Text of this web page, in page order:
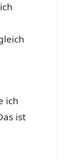
ich
ist